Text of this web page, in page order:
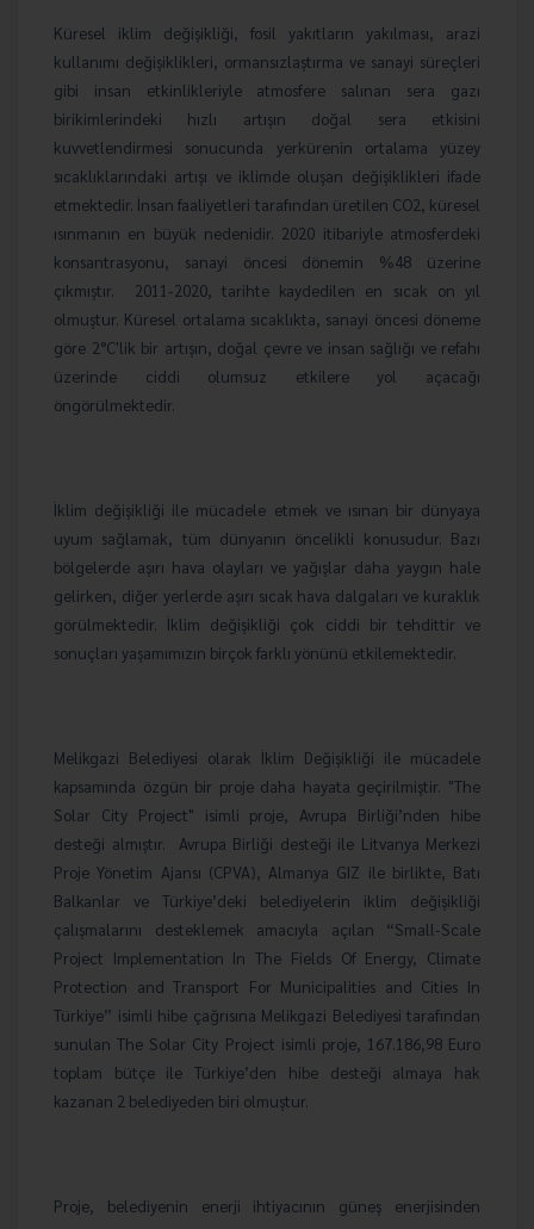
Küresel iklim değişikliği, fosil yakıtların yakılması, arazi
kullanımı değişiklikleri, ormansızlaştırma ve sanayi süreçleri
gibi insan etkinlikleriyle atmosfere salınan sera gazı
birikimlerindeki hızlı artışın doğal sera etkisini
kuvvetlendirmesi sonucunda yerkürenin ortalama yüzey
sıcaklıklarındaki artışı ve iklimde oluşan değişiklikleri ifade
etmektedir. İnsan faaliyetleri tarafından üretilen CO2, küresel
ısınmanın en büyük nedenidir. 2020 itibariyle atmosferdeki
konsantrasyonu, sanayi öncesi dönemin %48 üzerine
çıkmıştır.
2011-2020, tarihte kaydedilen en sıcak on yıl
olmuştur. Küresel ortalama sıcaklıkta, sanayi öncesi döneme
göre 2°C'lik bir artışın, doğal çevre ve insan sağlığı ve refahı
üzerinde ciddi olumsuz etkilere yol açacağı
öngörülmektedir.
İklim değişikliği ile mücadele etmek ve ısınan bir dünyaya
uyum sağlamak, tüm dünyanın öncelikli konusudur. Bazı
bölgelerde aşırı hava olayları ve yağışlar daha yaygın hale
gelirken, diğer yerlerde aşırı sıcak hava dalgaları ve kuraklık
görülmektedir. İklim değişikliği çok ciddi bir tehdittir ve
sonuçları yaşamımızın birçok farklı yönünü etkilemektedir.
Melikgazi Belediyesi olarak İklim Değişikliği ile mücadele
kapsamında özgün bir proje daha hayata geçirilmiştir. "The
Solar City Project" isimli proje, Avrupa Birliği’nden hibe
desteği almıştır.
Avrupa Birliği desteği ile Litvanya Merkezi
Proje Yönetim Ajansı (CPVA), Almanya GIZ ile birlikte, Batı
Balkanlar ve Türkiye’deki belediyelerin iklim değişikliği
çalışmalarını desteklemek amacıyla açılan “Small-Scale
Project Implementation In The Fields Of Energy, Climate
Protection and Transport For Municipalities and Cities In
Türkiye” isimli hibe çağrısına Melikgazi Belediyesi tarafından
sunulan The Solar City Project isimli proje, 167.186,98 Euro
toplam bütçe ile Türkiye’den hibe desteği almaya hak
kazanan 2 belediyeden biri olmuştur.
Proje, belediyenin enerji ihtiyacının güneş enerjisinden